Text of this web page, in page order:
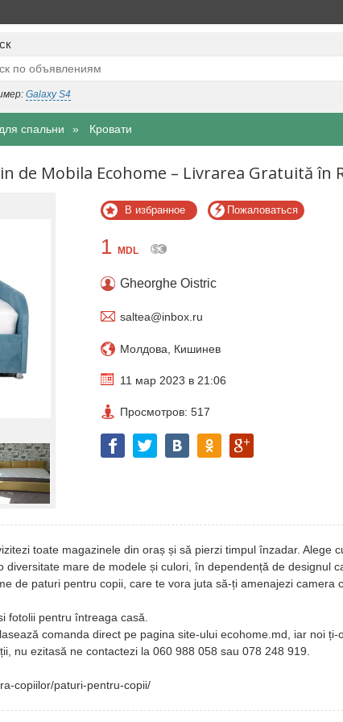
Galaxy S4
спальни Кровати
de Mobila Ecohome – Livrarea Gratuită în
В избранное Пожаловаться
1 MDL
Gheorghe Oistric
saltea@inbox.ru
Молдова, Кишинев
11 мар 2023 в 21:06
Просмотров: 517
toate magazinele din oraș și să pierzi timpul înzadar. Alege
diversitate mare de modele și culori, în dependență de designul
de paturi pentru copii, care te vora juta să-ți amenajezi camera
fotolii pentru întreaga casă.
comanda direct pe pagina site-ului ecohome.md, iar noi ți-
nu ezitasă ne contactezi la 060 988 058 sau 078 248 919.
copiilor/paturi-pentru-copii/